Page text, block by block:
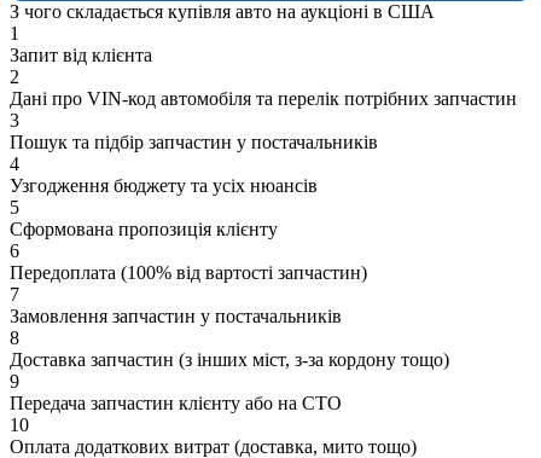
З чого складається купівля авто на аукціоні в США
1
Запит від клієнта
2
Дані про VIN-код автомобіля та перелік потрібних запчастин
3
Пошук та підбір запчастин у постачальників
4
Узгодження бюджету та усіх нюансів
5
Сформована пропозиція клієнту
6
Передоплата (100% від вартості запчастин)
7
Замовлення запчастин у постачальників
8
Доставка запчастин (з інших міст, з-за кордону тощо)
9
Передача запчастин клієнту або на СТО
10
Оплата додаткових витрат (доставка, мито тощо)